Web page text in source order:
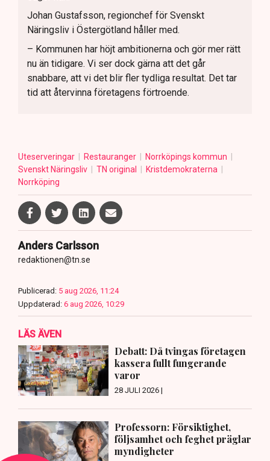
Johan Gustafsson, regionchef för Svenskt
Näringsliv i Östergötland håller med.
– Kommunen har höjt ambitionerna och gör mer rätt
nu än tidigare. Vi ser dock gärna att det går
snabbare, att vi det blir fler tydliga resultat. Det tar
tid att återvinna företagens förtroende.
Uteserveringar Restauranger
Norrköpings kommun
Svenskt Näringsliv
TN original
Kristdemokraterna
Norrköping
Anders Carlsson
redaktionen@tn.se
Publicerad: 5 aug 2026, 11:24
Uppdaterad: 6 aug 2026, 10:29
LÄS ÄVEN
Debatt: Då tvingas företagen
kassera fullt fungerande
varor
28 JULI 2026 |
Professorn: Försiktighet,
följsamhet och feghet präglar
myndigheter